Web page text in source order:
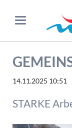
14.11.2025 10:51
STARKE